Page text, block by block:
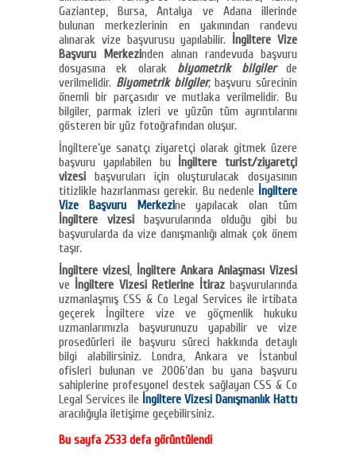
Gaziantep, Bursa, Antalya ve Adana illerinde
bulunan merkezlerinin en yakınından randevu
alınarak vize başvurusu yapılabilir. İngiltere Vize
Başvuru Merkezinden alınan randevuda başvuru
dosyasına ek olarak biyometrik bilgilerde
verilmelidir. Biyometrik bilgiler,başvuru sürecinin
önemli bir parçasıdır ve mutlaka verilmelidir. Bu
bilgiler, parmak izleri ve yüzün tüm ayrıntılarını
gösteren bir yüz fotoğrafından oluşur.
İngiltere’ye sanatçı ziyaretçi olarak gitmek üzere
başvuru yapılabilen bu İngiltere turist/ziyaretçi
vizesi başvuruları için oluşturulacak dosyasının
titizlikle hazırlanması gerekir. Bu nedenle İngiltere
Vize Başvuru Merkezine yapılacak olan tüm
İngiltere vizesi başvurularında olduğu gibi bu
başvurularda da vize danışmanlığı almak çok önem
taşır.
İngiltere vizesi, İngiltere Ankara Anlaşması Vizesi
ve İngiltere Vizesi Retlerine İtirazbaşvurularında
uzmanlaşmış CSS & Co Legal Services ile irtibata
geçerek İngiltere vize ve göçmenlik hukuku
uzmanlarımızla başvurunuzu yapabilir ve vize
prosedürleri ile başvuru süreci hakkında detaylı
bilgi alabilirsiniz. Londra, Ankara ve İstanbul
ofisleri bulunan ve 2006’dan bu yana başvuru
sahiplerine profesyonel destek sağlayan CSS & Co
Legal Services ile İngiltere Vizesi Danışmanlık Hattı
aracılığıyla iletişime geçebilirsiniz.
Bu sayfa 2533 defa görüntülendi